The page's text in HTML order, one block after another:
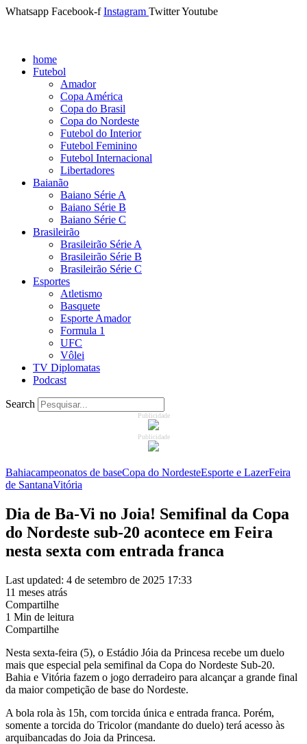
Whatsapp Facebook-f Instagram TwitterYoutube
home
Futebol
Amador
Copa América
Copa do Brasil
Copa do Nordeste
Futebol do Interior
Futebol Feminino
Futebol Internacional
Libertadores
Baianão
Baiano Série A
Baiano Série B
Baiano Série C
Brasileirão
Brasileirão Série A
Brasileirão Série B
Brasileirão Série C
Esportes
Atletismo
Basquete
Esporte Amador
Formula 1
UFC
Vôlei
TV Diplomatas
Podcast
Search
Publicidade
Publicidade
Bahiacampeonatos de baseCopa do NordesteEsporte e LazerFeira
de SantanaVitória
Dia de Ba-Vi no Joia! Semifinal da Copa
do Nordeste sub-20 acontece em Feira
nesta sexta com entrada franca
Last updated: 4 de setembro de 2025 17:33
11 meses atrás
Compartilhe
1 Min de leitura
Compartilhe
Nesta sexta-feira (5), o Estádio Jóia da Princesa recebe um duelo
mais que especial pela semifinal da Copa do Nordeste Sub-20.
Bahia e Vitória fazem o jogo derradeiro para alcançar a grande final
da maior competição de base do Nordeste.
A bola rola às 15h, com torcida única e entrada franca. Porém,
somente a torcida do Tricolor (mandante do duelo) terá acesso às
arquibancadas do Joia da Princesa.